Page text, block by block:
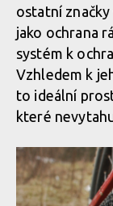
Čep tlumiče se
Čep tlumiče se
Čep tlumiče se
ostatní
jako ochrana
systém k
Vzhledem k
to ideální
které